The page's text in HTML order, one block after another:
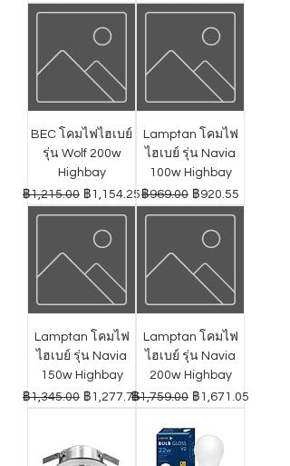
BEC โคมไฟไฮเบย์
รุ่น Wolf 200w
Highbay
ราคาปกติ
฿1,215.00 ราคาขายลด
฿1,154.25
Lamptan โคมไฟ
ไฮเบย์ รุ่น Navia
100w Highbay
ราคาปกติ
฿969.00 ราคาขายลด
฿920.55
Lamptan โคมไฟ
ไฮเบย์ รุ่น Navia
150w Highbay
ราคาปกติ
฿1,345.00 ราคาขายลด
฿1,277.75
Lamptan โคมไฟ
ไฮเบย์ รุ่น Navia
200w Highbay
ราคาปกติ
฿1,759.00 ราคาขายลด
฿1,671.05